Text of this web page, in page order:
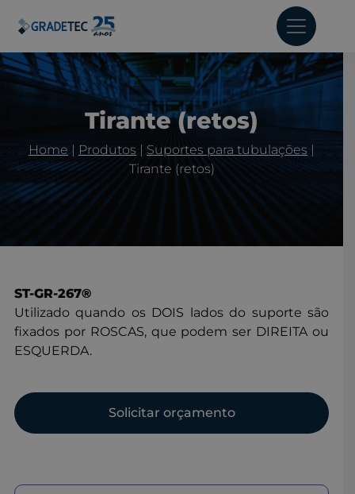
Tirante (retos)
Home|Produtos |Suportes para tubulações|
Tirante (retos)
ST-GR-267®
Utilizado quando os DOIS lados do suporte são
fixados por ROSCAS, que podem ser DIREITA ou
ESQUERDA.
Solicitar orçamento